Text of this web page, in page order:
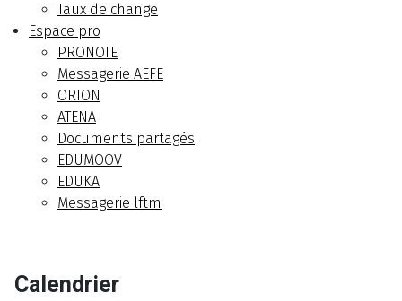
Taux de change
Espace pro
PRONOTE
Messagerie AEFE
ORION
ATENA
Documents partagés
EDUMOOV
EDUKA
Messagerie lftm
Calendrier